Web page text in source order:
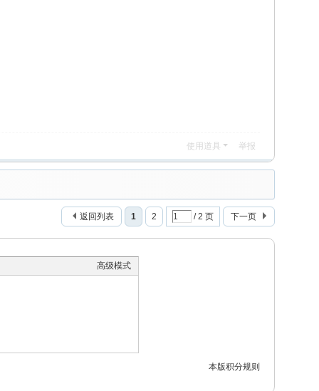
使用道具 举报
1 2 / 2 页 下一页
返回列表
高级模式
本版积分规则